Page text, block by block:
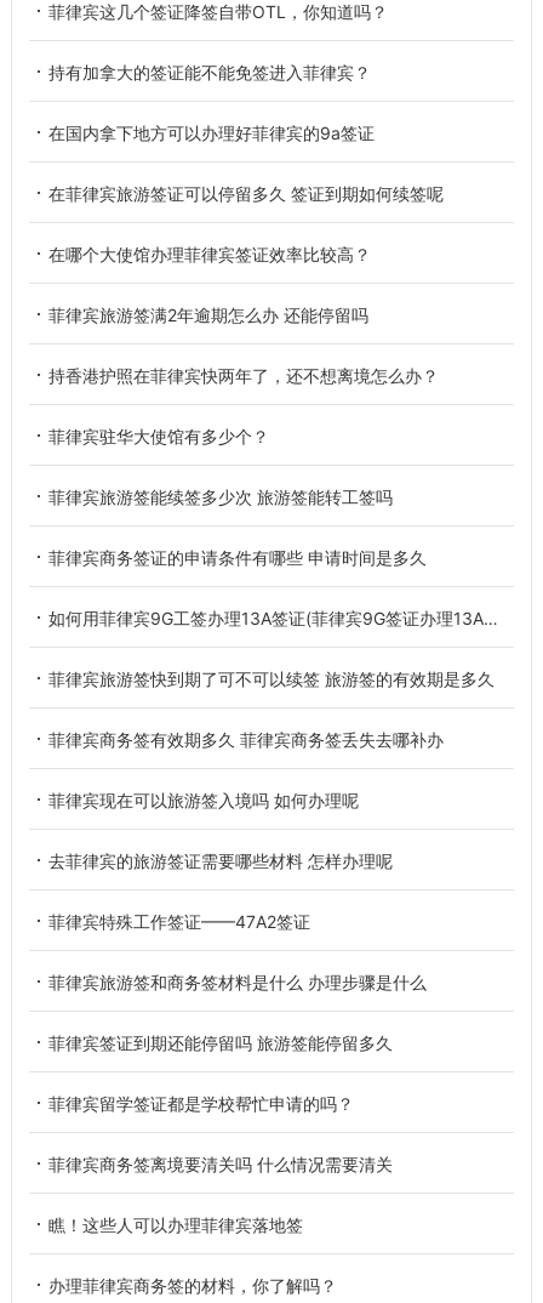
菲律宾这几个签证降签自带OTL，你知道吗？
持有加拿大的签证能不能免签进入菲律宾？
在国内拿下地方可以办理好菲律宾的9a签证
在菲律宾旅游签证可以停留多久 签证到期如何续签呢
在哪个大使馆办理菲律宾签证效率比较高？
菲律宾旅游签满2年逾期怎么办 还能停留吗
持香港护照在菲律宾快两年了，还不想离境怎么办？
菲律宾驻华大使馆有多少个？
菲律宾旅游签能续签多少次 旅游签能转工签吗
菲律宾商务签证的申请条件有哪些 申请时间是多久
如何用菲律宾9G工签办理13A签证(菲律宾9G签证办理13A签证)
菲律宾旅游签快到期了可不可以续签 旅游签的有效期是多久
菲律宾商务签有效期多久 菲律宾商务签丢失去哪补办
菲律宾现在可以旅游签入境吗 如何办理呢
去菲律宾的旅游签证需要哪些材料 怎样办理呢
菲律宾特殊工作签证——47A2签证
菲律宾旅游签和商务签材料是什么 办理步骤是什么
菲律宾签证到期还能停留吗 旅游签能停留多久
菲律宾留学签证都是学校帮忙申请的吗？
菲律宾商务签离境要清关吗 什么情况需要清关
瞧！这些人可以办理菲律宾落地签
办理菲律宾商务签的材料，你了解吗？